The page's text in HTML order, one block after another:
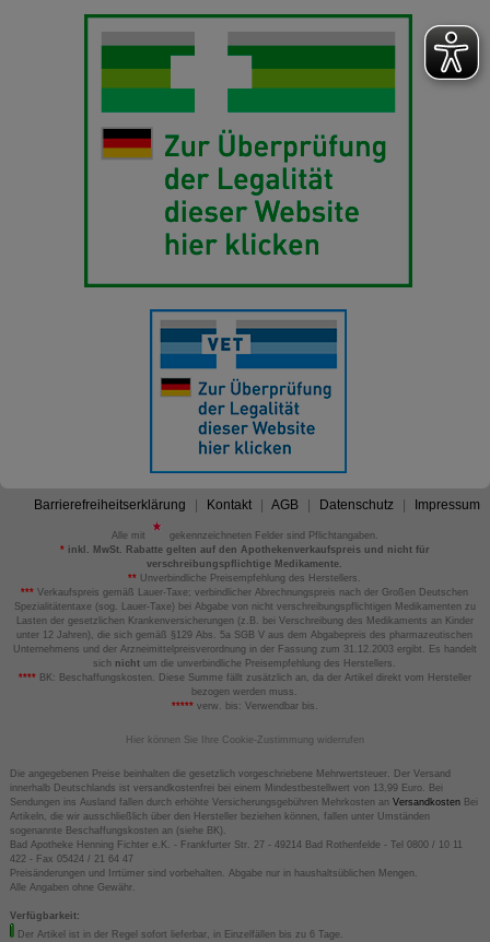
Barrierefreiheitserklärung Kontakt AGB Datenschutz Impressum
Alle mit
gekennzeichneten Felder sind Pflichtangaben.
*inkl. MwSt. Rabatte gelten auf den Apothekenverkaufspreis und nicht für
verschreibungspflichtige Medikamente.
** Unverbindliche Preisempfehlung des Herstellers.
*** Verkaufspreis gemäß Lauer-Taxe; verbindlicher Abrechnungspreis nach der Großen Deutschen
Spezialitätentaxe (sog. Lauer-Taxe) bei Abgabe von nicht verschreibungspflichtigen Medikamenten zu
Lasten der gesetzlichen Krankenversicherungen (z.B. bei Verschreibung des Medikaments an Kinder
unter 12 Jahren), die sich gemäß §129 Abs. 5a SGB V aus dem Abgabepreis des pharmazeutischen
Unternehmens und der Arzneimittelpreisverordnung in der Fassung zum 31.12.2003 ergibt. Es handelt
sich nicht um die unverbindliche Preisempfehlung des Herstellers.
****BK: Beschaffungskosten. Diese Summe fällt zusätzlich an, da der Artikel direkt vom Hersteller
bezogen werden muss.
*****verw. bis: Verwendbar bis.
Hier können Sie Ihre Cookie-Zustimmung widerrufen
Die angegebenen Preise beinhalten die gesetzlich vorgeschriebene Mehrwertsteuer. Der Versand
innerhalb Deutschlands ist versandkostenfrei bei einem Mindestbestellwert von 13,99 Euro. Bei
Sendungen ins Ausland fallen durch erhöhte Versicherungsgebühren Mehrkosten an VersandkostenBei
Artikeln, die wir ausschließlich über den Hersteller beziehen können, fallen unter Umständen
sogenannte Beschaffungskosten an (siehe BK).
Bad Apotheke Henning Fichter e.K. - Frankfurter Str. 27 - 49214 Bad Rothenfelde - Tel 0800 / 10 11
422 - Fax 05424 / 21 64 47
Preisänderungen und Irrtümer sind vorbehalten. Abgabe nur in haushaltsüblichen Mengen.
Alle Angaben ohne Gewähr.
Verfügbarkeit:
Der Artikel ist in der Regel sofort lieferbar, in Einzelfällen bis zu 6 Tage.